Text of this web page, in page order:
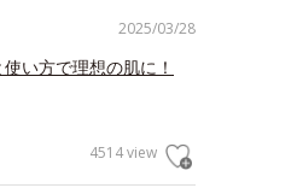
2025/03/28
い方で理想の肌に！
4514 view